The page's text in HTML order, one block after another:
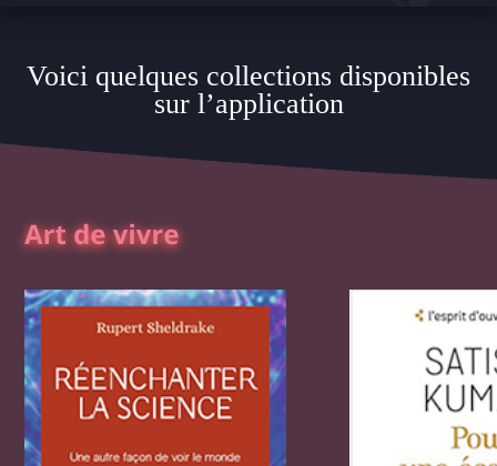
Voici quelques collections disponibles
sur l’application